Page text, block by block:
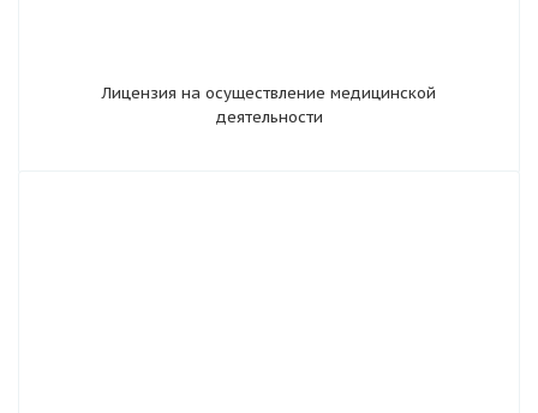
Лицензия на осуществление медицинской
деятельности